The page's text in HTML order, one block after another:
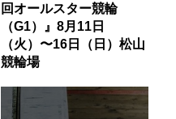
回オールスター競輪
（G1）』8月11日
（火）〜16日（日）松山
競輪場